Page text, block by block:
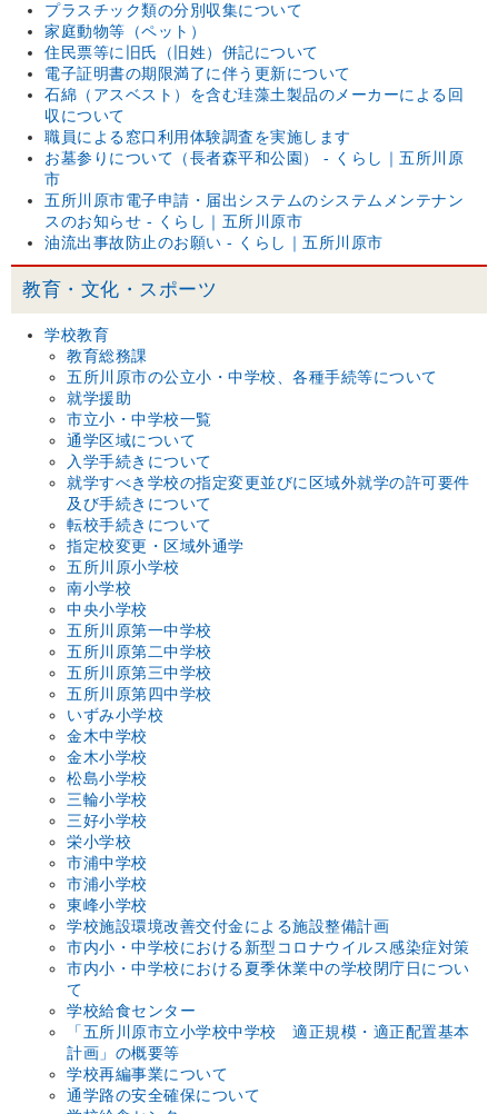
プラスチック類の分別収集について
家庭動物等（ペット）
住民票等に旧氏（旧姓）併記について
電子証明書の期限満了に伴う更新について
石綿（アスベスト）を含む珪藻土製品のメーカーによる回
収について
職員による窓口利用体験調査を実施します
お墓参りについて（長者森平和公園） - くらし｜五所川原
市
五所川原市電子申請・届出システムのシステムメンテナン
スのお知らせ - くらし｜五所川原市
油流出事故防止のお願い - くらし｜五所川原市
教育・文化・スポーツ
学校教育
教育総務課
五所川原市の公立小・中学校、各種手続等について
就学援助
市立小・中学校一覧
通学区域について
入学手続きについて
就学すべき学校の指定変更並びに区域外就学の許可要件
及び手続きについて
転校手続きについて
指定校変更・区域外通学
五所川原小学校
南小学校
中央小学校
五所川原第一中学校
五所川原第二中学校
五所川原第三中学校
五所川原第四中学校
いずみ小学校
金木中学校
金木小学校
松島小学校
三輪小学校
三好小学校
栄小学校
市浦中学校
市浦小学校
東峰小学校
学校施設環境改善交付金による施設整備計画
市内小・中学校における新型コロナウイルス感染症対策
市内小・中学校における夏季休業中の学校閉庁日につい
て
学校給食センター
「五所川原市立小学校中学校 適正規模・適正配置基本
計画」の概要等
学校再編事業について
通学路の安全確保について